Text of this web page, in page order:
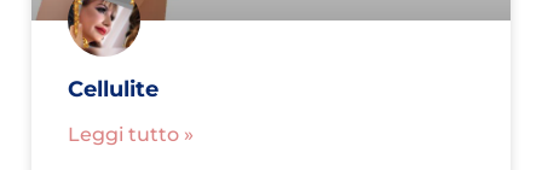
Cellulite
Leggi tutto »